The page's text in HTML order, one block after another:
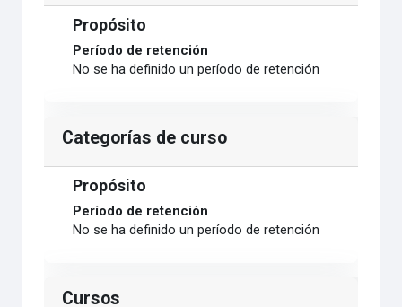
Propósito
Período de retención
No se ha definido un período de retención
Categorías de curso
Propósito
Período de retención
No se ha definido un período de retención
Cursos